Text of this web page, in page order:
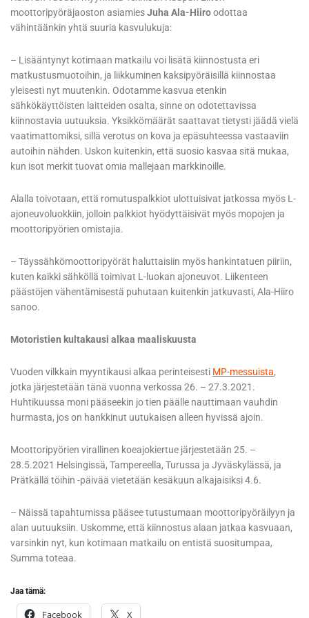
moottoripyöräjaoston asiamiesJuha Ala-Hiiroodottaa
vähintäänkin yhtä suuria kasvulukuja:
– Lisääntynyt kotimaan matkailu voi lisätä kiinnostusta eri
matkustusmuotoihin, ja liikkuminen kaksipyöräisillä kiinnostaa
yleisesti nyt muutenkin. Odotamme kasvua etenkin
sähkökäyttöisten laitteiden osalta, sinne on odotettavissa
kiinnostavia uutuuksia. Yksikkömäärät saattavat tietysti jäädä vielä
vaatimattomiksi, sillä verotus on kova ja epäsuhteessa vastaaviin
autoihin nähden. Uskon kuitenkin, että suosio kasvaa sitä mukaa,
kun isot merkit tuovat omia mallejaan markkinoille.
Alalla toivotaan, että romutuspalkkiot ulottuisivat jatkossa myös L-
ajoneuvoluokkiin, jolloin palkkiot hyödyttäisivät myös mopojen ja
moottoripyörien omistajia.
– Täyssähkömoottoripyörät haluttaisiin myös hankintatuen piiriin,
kuten kaikki sähköllä toimivat L-luokan ajoneuvot. Liikenteen
päästöjen vähentämisestä puhutaan kuitenkin jatkuvasti, Ala-Hiiro
sanoo.
Motoristien kultakausi alkaa maaliskuusta
Vuoden vilkkain myyntikausi alkaa perinteisesti MP-messuista,
jotka järjestetään tänä vuonna verkossa 26. – 27.3.2021.
Huhtikuussa moni pääseekin jo tien päälle nauttimaan vauhdin
hurmasta, jos on hankkinut uutukaisen alleen hyvissä ajoin.
Moottoripyörien virallinen koeajokiertue järjestetään 25. –
28.5.2021 Helsingissä, Tampereella, Turussa ja Jyväskylässä, ja
Prätkällä töihin -päivää vietetään kesäkuun alkajaisiksi 4.6.
– Näissä tapahtumissa pääsee tutustumaan moottoripyöräilyyn ja
alan uutuuksiin. Uskomme, että kiinnostus alaan jatkaa kasvuaan,
varsinkin nyt, kun kotimaan matkailu on entistä suositumpaa,
Summa toteaa.
Jaa tämä:
Facebook X